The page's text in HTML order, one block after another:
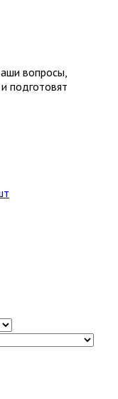
вопросы,
подготовят